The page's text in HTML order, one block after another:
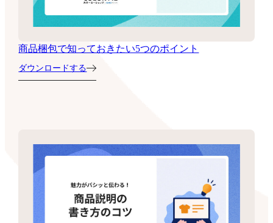
商品梱包で知っておきたい5つのポイント
ダウンロードする